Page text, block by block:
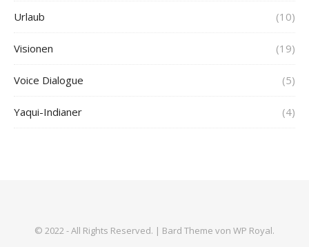
Urlaub (10)
Visionen (19)
Voice Dialogue (5)
Yaqui-Indianer (4)
© 2022 - All Rights Reserved. | Bard Theme von WP Royal.